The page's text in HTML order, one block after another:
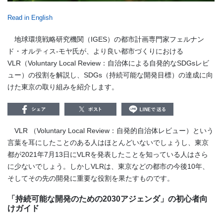
Read in English
地球環境戦略研究機関（IGES）の都市計画専門家フェルナン
ド・オルティス-モヤ氏が、より良い都市づくりにおける
VLR（Voluntary Local Review：自治体による自発的なSDGsレビ
ュー）の役割を解説し、SDGs（持続可能な開発目標）の達成に向
けた東京の取り組みを紹介します。
VLR （Voluntary Local Review ：自発的自治体レビュー）という
言葉を耳にしたことのある人はほとんどいないでしょうし、東京
都が2021年7 月 13日にVLRを発表したことを知っている人はさら
に少ないでしょう。しかしVLRは、東京などの都市の今後10年、
そしてその先の開発に重要な役割を果たすものです。
「持続可能な開発のための2030アジェンダ」の初心者向
けガイド